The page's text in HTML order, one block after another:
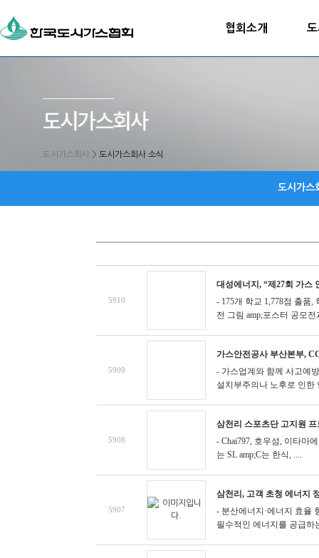
협회소개
도시가스회사 > 도시가스회사 소식
도시가스
5910
대성에너지, “제27회 가스
- 175개 학교 1,778점 출품
전 그림 amp;포스터 공모전
5909
가스안전공사 부산본부,
- 가스업계와 함께 사고예
설치부주의나 노후로 인한
5908
삼천리 스포츠단 고지원
- Chai797, 호우섬, 이타마
는 SL amp;C는 한식, ....
5907
삼천리, 고객 초청 에너지
- 분산에너지·에너지 효율
필수적인 에너지를 공급하